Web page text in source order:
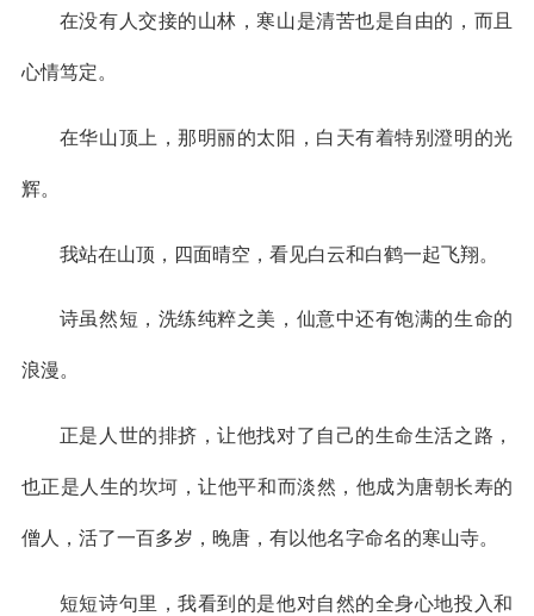
在没有人交接的山林，寒山是清苦也是自由的，而且
心情笃定。
在华山顶上，那明丽的太阳，白天有着特别澄明的光
辉。
我站在山顶，四面晴空，看见白云和白鹤一起飞翔。
诗虽然短，洗练纯粹之美，仙意中还有饱满的生命的
浪漫。
正是人世的排挤，让他找对了自己的生命生活之路，
也正是人生的坎坷，让他平和而淡然，他成为唐朝长寿的
僧人，活了一百多岁，晚唐，有以他名字命名的寒山寺。
短短诗句里，我看到的是他对自然的全身心地投入和